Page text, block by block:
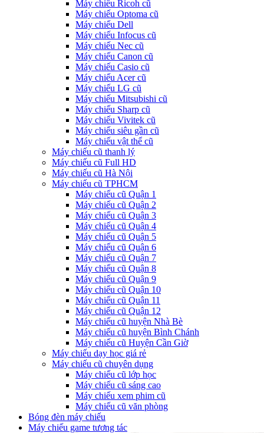
Máy chiếu Ricoh cũ
Máy chiếu Optoma cũ
Máy chiếu Dell
Máy chiếu Infocus cũ
Máy chiếu Nec cũ
Máy chiếu Canon cũ
Máy chiếu Casio cũ
Máy chiếu Acer cũ
Máy chiếu LG cũ
Máy chiếu Mitsubishi cũ
Máy chiếu Sharp cũ
Máy chiếu Vivitek cũ
Máy chiếu siêu gần cũ
Máy chiếu vật thể cũ
Máy chiếu cũ thanh lý
Máy chiếu cũ Full HD
Máy chiếu cũ Hà Nội
Máy chiếu cũ TPHCM
Máy chiếu cũ Quận 1
Máy chiếu cũ Quận 2
Máy chiếu cũ Quận 3
Máy chiếu cũ Quận 4
Máy chiếu cũ Quận 5
Máy chiếu cũ Quận 6
Máy chiếu cũ Quận 7
Máy chiếu cũ Quận 8
Máy chiếu cũ Quận 9
Máy chiếu cũ Quận 10
Máy chiếu cũ Quận 11
Máy chiếu cũ Quận 12
Máy chiếu cũ huyện Nhà Bè
Máy chiếu cũ huyện Bình Chánh
Máy chiếu cũ Huyện Cần Giờ
Máy chiếu dạy học giá rẻ
Máy chiếu cũ chuyên dụng
Máy chiếu cũ lớp học
Máy chiếu cũ sáng cao
Máy chiếu xem phim cũ
Máy chiếu cũ văn phòng
Bóng đèn máy chiếu
Máy chiếu game tương tác